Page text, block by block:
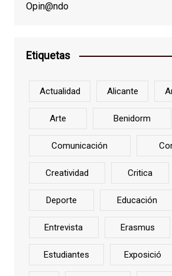
Opin@ndo
Etiquetas
Actualidad Alicante
Arte Benidorm
Comunicación
Creatividad Critica
Deporte Educación
Entrevista Erasmus
Estudiantes Exposició